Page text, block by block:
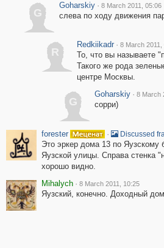
G
Goharskiy · 8 March 2011, 05:06
слева по ходу движения
R
Redkiikadr · 8 March 2011,
То, что вы называете
Такого же рода
центре Москвы.
G
Goharskiy · 8 March
сорри)
forester · Discussed
Это эркер дома 13 по Яузскому
Яузской улицы. Справа стенка
хорошо видно.
Mihalych · 8 March 2011, 10:25
Яузский, конечно. Доходный